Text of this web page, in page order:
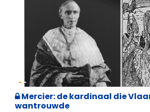
Geschiedenis
Mercier: de kardinaal die
wantrouwde